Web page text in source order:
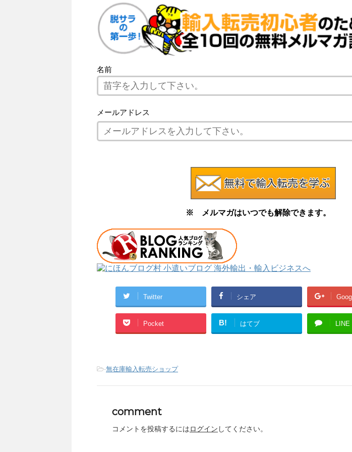
名前
メールアドレス
※ メルマガはいつでも解除できます。
Twitter シェア
Pocket B! はてブ LINE
-無在庫輸入転売ショップ
comment
コメントを投稿するにはログイン してください。